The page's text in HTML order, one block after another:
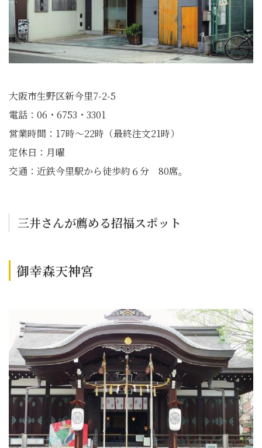
大阪市生野区新今里7-2-5
電話：06・6753・3301
営業時間：17時～22時（最終注文21時）
定休日：月曜
交通：近鉄今里駅から徒歩約６分 80席。
三井さんが薦める招福スポット
御幸森天神宮